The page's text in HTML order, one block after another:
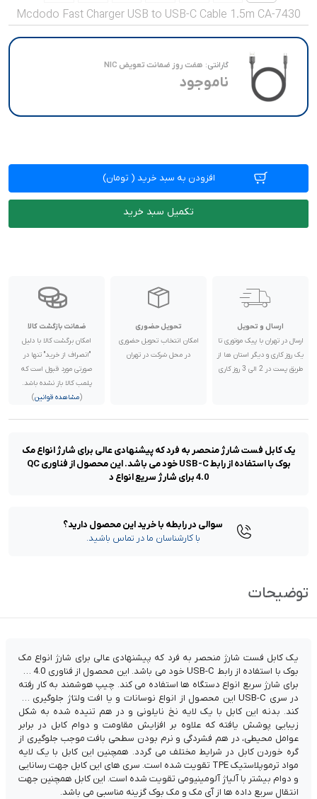
Mcdodo Fast Charger USB to USB-C Cable 1.5m CA-7430
گارانتی: هفت روز ضمانت تعویض NIC
ناموجود
افزودن به سبد خرید ( تومان)
تکمیل سبد خرید
ارسال و تحویل
ارسال در تهران با پیک موتوری تا
یک روز کاری و دیگر استان ها از
طریق پست در 2 الی 3 روز کاری
تحویل حضوری
امکان انتخاب تحویل حضوری
در محل شرکت در تهران
ضمانت بازگشت کالا
امکان برگشت کالا با دلیل
"انصراف از خرید" تنها در
صورتی مورد قبول است که
پلمب کالا باز نشده باشد.
(مشاهده قوانین)
یک کابل فست شارژ منحصر به فرد که پیشنهادی عالی برای شارژ انواع مک
بوک با استفاده از رابط USB-C خود می باشد. این محصول از فناوری QC
4.0 برای شارژ سریع انواع د
سوالی در رابطه با خرید این محصول دارید؟
با کارشناسان ما در تماس باشید.
توضیحات
یک کابل فست شارژ منحصر به فرد که پیشنهادی عالی برای شارژ انواع مک
بوک با استفاده از رابط USB-C خود می باشد. این محصول از فناوری QC 4.0
برای شارژ سریع انواع دستگاه ها استفاده می کند. چیپ هوشمند به کار رفته
در سری USB-C این محصول از انواع نوسانات و یا افت ولتاژ جلوگیری می
کند. بدنه این کابل با یک لایه نخ نایلونی و در هم تنیده شده به شکل
زیبایی پوشش یافته که علاوه بر افزایش مقاومت و دوام کابل در برابر
عوامل محیطی، در هم فشردگی و نرم بودن سطحی بافت موجب جلوگیری از
گره خوردن کابل در شرایط مختلف می گردد. همچنین این کابل با یک لایه
مواد ترموپلاستیک TPE تقویت شده است. سری های این کابل جهت رسانایی
و دوام بیشتر با آلیاژ آلومینیومی تقویت شده است. این کابل همچنین جهت
انتقال سریع داده ها از آی مک و مک بوک گزینه مناسبی می باشد.